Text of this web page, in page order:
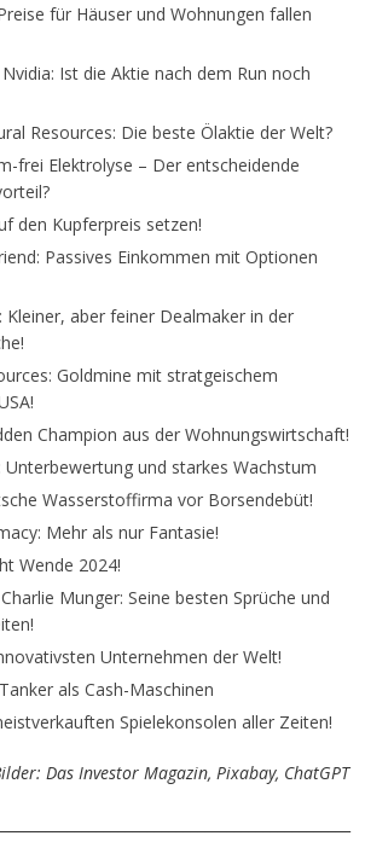
für Häuser und Wohnungen fallen
Ist die Aktie nach dem Run noch
Resources: Die beste Ölaktie der Welt?
frei Elektrolyse – Der entscheidende
den Kupferpreis setzen!
Passives Einkommen mit Optionen
Kleiner, aber feiner Dealmaker in der
Goldmine mit stratgeischem
Champion aus der Wohnungswirtschaft!
Unterbewertung und starkes Wachstum
Wasserstoffirma vor Borsendebüt!
Mehr als nur Fantasie!
Wende 2024!
Munger: Seine besten Sprüche und
Unternehmen der Welt!
als Cash-Maschinen
Spielekonsolen aller Zeiten!
Das Investor Magazin, Pixabay, ChatGPT